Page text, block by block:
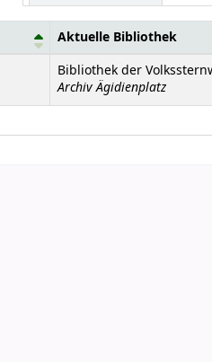
Aktuelle Bibliothek
Bibliothek der
Archiv Ägidienplatz